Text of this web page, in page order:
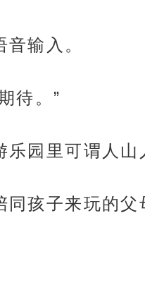
输入。
待。”
园里可谓人山
孩子来玩的父